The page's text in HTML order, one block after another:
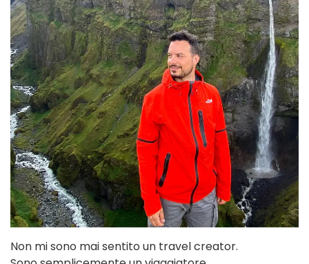
Non mi sono mai sentito un travel creator.